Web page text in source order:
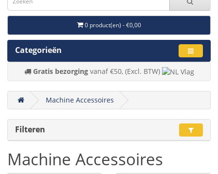
0 product(en) - €0,00
Categorieën
Gratis bezorgingvanaf €50, (Excl. BTW)
Machine Accessoires
Filteren
Machine Accessoires